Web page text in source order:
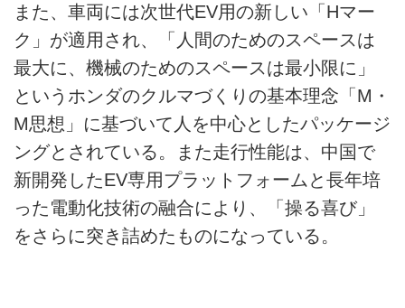
また、車両には次世代EV用の新しい「Hマー
ク」が適用され、「人間のためのスペースは
最大に、機械のためのスペースは最小限に」
というホンダのクルマづくりの基本理念「M・
M思想」に基づいて人を中心としたパッケージ
ングとされている。また走行性能は、中国で
新開発したEV専用プラットフォームと長年培
った電動化技術の融合により、「操る喜び」
をさらに突き詰めたものになっている。